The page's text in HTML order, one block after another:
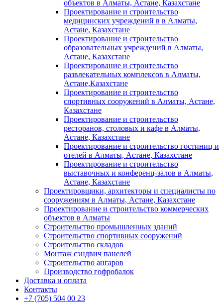
объектов в Алматы, Астане, Казахстане
Проектирование и строительство
медицинских учреждений в в Алматы,
Астане, Казахстане
Проектирование и строительство
образовательных учреждений в Алматы,
Астане, Казахстане
Проектирование и строительство
развлекательных комплексов в Алматы,
Астане,Казахстане
Проектирование и строительство
спортивных сооружений в Алматы, Астане,
Казахстане
Проектирование и строительство
ресторанов, столовых и кафе в Алматы,
Астане, Казахстане
Проектирование и строительство гостиниц и
отелей в Алматы, Астане, Казахстане
Проектирование и строительство
выставочных и конференц-залов в Алматы,
Астане, Казахстане
Проектировщики, архитекторы и специалисты по
сооружениям в Алматы, Астане, Казахстане
Проектирование и строительство коммерческих
объектов в Алматы
Строительство промышленных зданий
Строительство спортивных сооружений
Строительство складов
Монтаж сэндвич панелей
Строительство ангаров
Производство гофробалок
Доставка и оплата
Контакты
+7 (705) 504 00 23